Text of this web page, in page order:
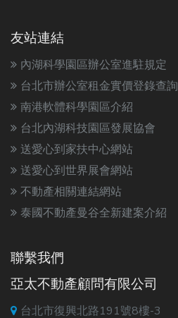
友站連結
內湖科學園區辦公室進駐規定
台北市辦公室租金實價登錄查詢
南港軟體科學園區介紹
台北內湖科技園區發展協會
送愛心到家扶中心網站
送愛心到世界展會網站
不動產相關連結網站
泰國不動產曼谷全新建案介紹
聯繫我們
亞太不動產顧問有限公司
台北市復興北路191號8樓-3